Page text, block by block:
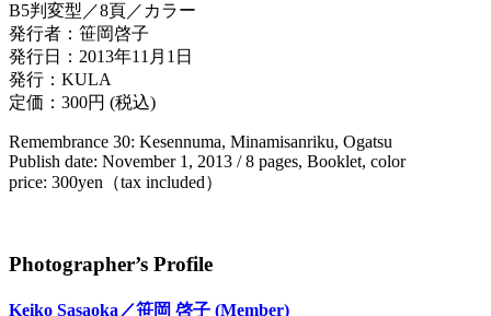
B5判変型／8頁／カラー
発行者：笹岡啓子
発行日：2013年11月1日
発行：KULA
定価：300円 (税込)
Remembrance 30: Kesennuma, Minamisanriku, Ogatsu
Publish date: November 1, 2013 / 8 pages, Booklet, color
price: 300yen（tax included）
Photographer’s Profile
Keiko Sasaoka／笹岡 啓子 (Member)